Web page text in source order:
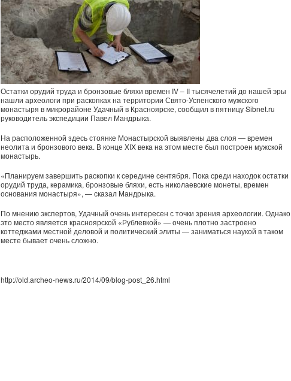
Остатки орудий труда и бронзовые бляхи времен IV – II тысячелетий до нашей эры
нашли археологи при раскопках на территории Свято-Успенского мужского
монастыря в микрорайоне Удачный в Красноярске, сообщил в пятницу Sibnet.ru
руководитель экспедиции Павел Мандрыка.
На расположенной здесь стоянке Монастырской выявлены два слоя — времен
неолита и бронзового века. В конце XIX века на этом месте был построен мужской
монастырь.
«Планируем завершить раскопки к середине сентября. Пока среди находок остатки
орудий труда, керамика, бронзовые бляхи, есть николаевские монеты, времен
основания монастыря», — сказал Мандрыка.
По мнению экспертов, Удачный очень интересен с точки зрения археологии. Однако
это место является красноярской «Рублевкой» — очень плотно застроено
коттеджами местной деловой и политический элиты — заниматься наукой в таком
месте бывает очень сложно.
http://old.archeo-news.ru/2014/09/blog-post_26.html